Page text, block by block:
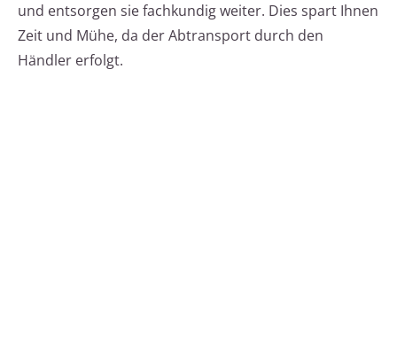
und entsorgen sie fachkundig weiter. Dies spart Ihnen
Zeit und Mühe, da der Abtransport durch den
Händler erfolgt.